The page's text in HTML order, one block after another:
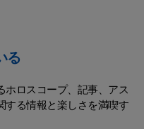
る
ホロスコープ、記事、アス
する情報と楽しさを満喫す